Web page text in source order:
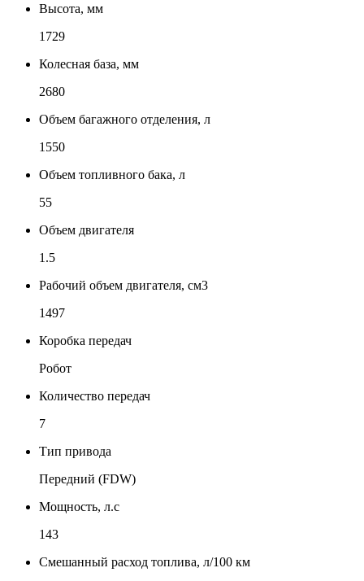
Высота, мм
1729
Колесная база, мм
2680
Объем багажного отделения, л
1550
Объем топливного бака, л
55
Объем двигателя
1.5
Рабочий объем двигателя, см3
1497
Коробка передач
Робот
Количество передач
7
Тип привода
Передний (FDW)
Мощность, л.с
143
Смешанный расход топлива, л/100 км